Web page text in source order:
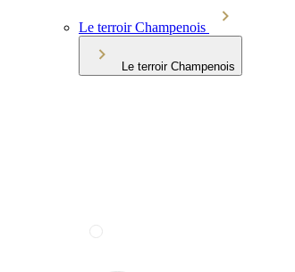
Le terroir Champenois
Le terroir Champenois